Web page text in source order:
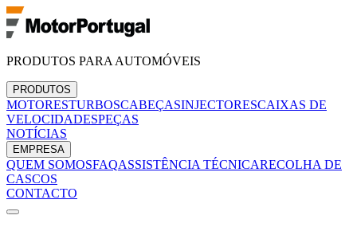
PRODUTOS PARA AUTOMÓVEIS
PRODUTOS
MOTORESTURBOSCABEÇASINJECTORESCAIXAS DE
VELOCIDADESPEÇAS
NOTÍCIAS
EMPRESA
QUEM SOMOSFAQASSISTÊNCIA TÉCNICARECOLHA DE
CASCOS
CONTACTO